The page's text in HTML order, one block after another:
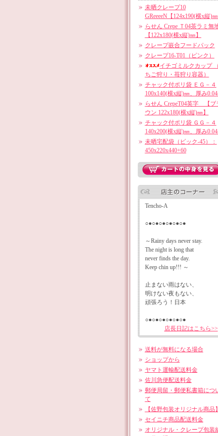
未晒クレープ10
GReeeeN【124x190(横x縦)㎜
らせん Crepe Ｔ04茶ラミ無
【122x180(横x縦)㎜】
クレープ嵌合フードパック
クレープ16-T01（ピンク）
イチゴミルクカップ
ちご狩り・苺狩り容器）
チャック付ポリ袋 ＥＧ－４
100x140(横x縦)㎜、厚み
らせん CrepeT04英字 【ブ
ウン 122x180(横x縦)㎜】
チャック付ポリ袋 ＧＧ－４
140x200(横x縦)㎜、厚み
未晒宅配袋（ビック-45）：
450x220x440+60
Tencho-A
○●○●○●○●○●○●
～Rainy days never stay.
The night is long that
never finds the day.
Keep chin up!!! ～
止まない雨はない、
明けない夜もない、
頑張ろう！日本
○●○●○●○●○●○●
店長日記はこちら>>
送料が無料になる場合
ショップから
ヤマト運輸配送料金
佐川急便配送料金
郵便局留・郵便私書箱につ
て
【佐野包装オリジナル商品】
セイニチ商品配送料金
オリジナル・クレープ包装